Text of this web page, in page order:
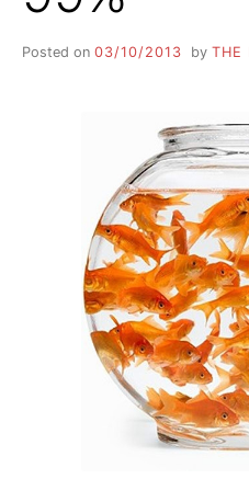
Posted on 03/10/2013 by THE